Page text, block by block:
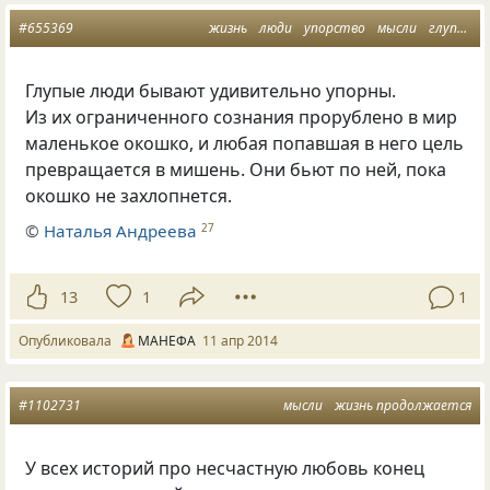
жизнь люди упорство мысли глупость
#655369
Глупые люди бывают удивительно упорны.
Из их ограниченного сознания прорублено в мир
маленькое окошко, и любая попавшая в него цель
превращается в мишень. Они бьют по ней, пока
окошко не захлопнется.
© Наталья Андреева 27
13 1 1
Опубликовала МАНЕФА 11 апр 2014
мысли жизнь продолжается
#1102731
У всех историй про несчастную любовь конец